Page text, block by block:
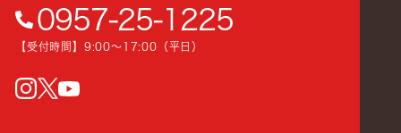
0957-25-1225
【受付時間】9:00〜17:00（平日）
instagram